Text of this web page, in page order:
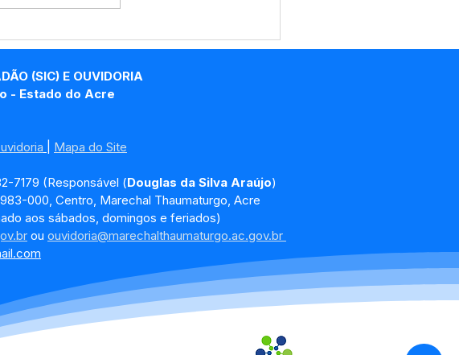
Christi
(SIC) E OUVIDORIA
- Estado do Acre
Mapa do Site
7179 (Responsável (Douglas da Silva Araújo)
000, Centro, Marechal Thaumaturgo, Acre
aos sábados, domingos e feriados)
ou ouvidoria@marechalthaumaturgo.ac.gov.br